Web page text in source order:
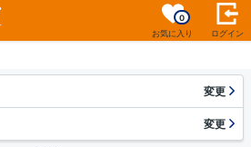
お気に入り
0
ログイン
変更
変更